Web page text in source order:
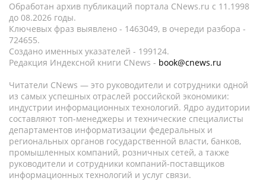
Обработан архив публикаций портала CNews.ru c 11.1998
до 08.2026 годы.
Ключевых фраз выявлено - 1463049, в очереди разбора -
724655.
Создано именных указателей - 199124.
Редакция Индексной книги CNews - book@cnews.ru
Читатели CNews — это руководители и сотрудники одной
из самых успешных отраслей российской экономики:
индустрии информационных технологий. Ядро аудитории
составляют топ-менеджеры и технические специалисты
департаментов информатизации федеральных и
региональных органов государственной власти, банков,
промышленных компаний, розничных сетей, а также
руководители и сотрудники компаний-поставщиков
информационных технологий и услуг связи.